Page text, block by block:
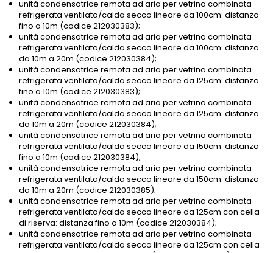
unità condensatrice remota ad aria per vetrina combinata
refrigerata ventilata/calda secco lineare da 100cm: distanza
fino a 10m (codice 212030383);
unità condensatrice remota ad aria per vetrina combinata
refrigerata ventilata/calda secco lineare da 100cm: distanza
da 10m a 20m (codice 212030384);
unità condensatrice remota ad aria per vetrina combinata
refrigerata ventilata/calda secco lineare da 125cm: distanza
fino a 10m (codice 212030383);
unità condensatrice remota ad aria per vetrina combinata
refrigerata ventilata/calda secco lineare da 125cm: distanza
da 10m a 20m (codice 212030384);
unità condensatrice remota ad aria per vetrina combinata
refrigerata ventilata/calda secco lineare da 150cm: distanza
fino a 10m (codice 212030384);
unità condensatrice remota ad aria per vetrina combinata
refrigerata ventilata/calda secco lineare da 150cm: distanza
da 10m a 20m (codice 212030385);
unità condensatrice remota ad aria per vetrina combinata
refrigerata ventilata/calda secco lineare da 125cm con cella
di riserva: distanza fino a 10m (codice 212030384);
unità condensatrice remota ad aria per vetrina combinata
refrigerata ventilata/calda secco lineare da 125cm con cella